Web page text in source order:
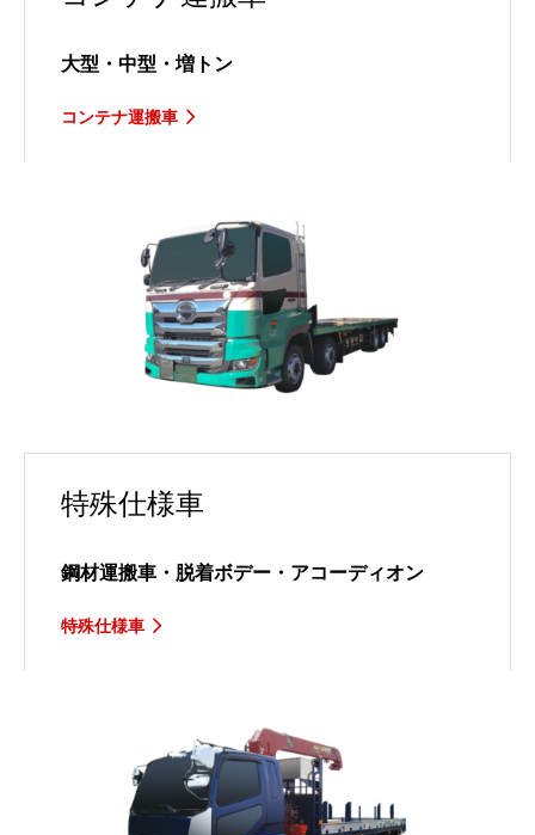
大型・中型・増トン
コンテナ運搬車
特殊仕様車
鋼材運搬車・脱着ボデー・アコーディオン
特殊仕様車